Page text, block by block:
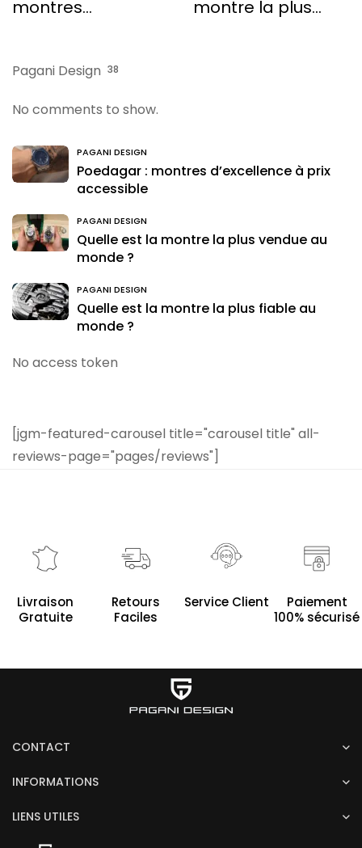
montres
montre la plus
Pagani Design 38
No comments to show.
PAGANI DESIGN
Poedagar : montres d’excellence à prix
accessible
PAGANI DESIGN
Quelle est la montre la plus vendue au
monde ?
PAGANI DESIGN
Quelle est la montre la plus fiable au
monde ?
No access token
[jgm-featured-carousel title="carousel title" all-
reviews-page="pages/reviews"]
Livraison
Gratuite
Retours
Faciles
Service Client
Paiement
100% sécurisé
CONTACT
INFORMATIONS
LIENS UTILES